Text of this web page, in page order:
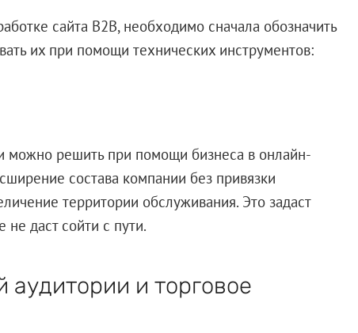
сайта B2B, необходимо сначала обозначить
их при помощи технических инструментов:
можно решить при помощи бизнеса в онлайн-
состава компании без привязки
территории обслуживания. Это задаст
не даст сойти с пути.
и торговое